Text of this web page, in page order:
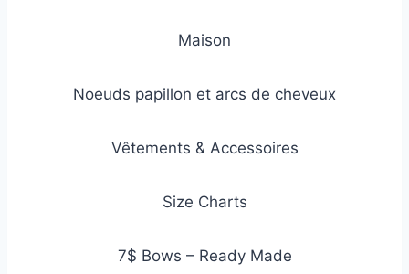
Maison
Noeuds papillon et arcs de cheveux
Vêtements & Accessoires
Size Charts
7$ Bows – Ready Made